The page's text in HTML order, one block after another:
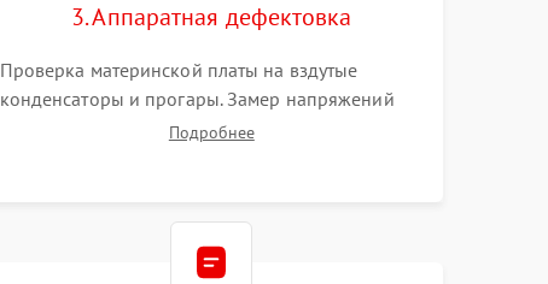
3. Аппаратная дефектовка
Проверка материнской платы на вздутые
конденсаторы и прогары. Замер напряжений
мультиметром. Тестирование оперативной
Подробнее